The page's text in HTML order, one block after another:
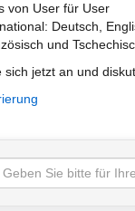
von User für User
Deutsch,
und
sich jetzt an und